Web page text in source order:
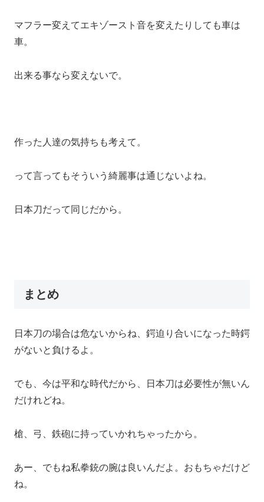
マフラー変えてエキゾースト音を変えたりしても車は
車。
出来る事なら変えないで。
作った人達の気持ちも考えて。
って言ってもそういう綺麗事は通じないよね。
日本刀だって同じだから。
まとめ
日本刀の場合は危ないからね、鍔迫り合いになった時鍔
がないと負けるよ。
でも、今は平和な時代だから、日本刀は必要性が無いん
だけれどね。
槍、弓、鉄砲に持っていかれちゃったから。
あー、でもね私拳銃の腕は良いんだよ。おもちゃだけど
ね。